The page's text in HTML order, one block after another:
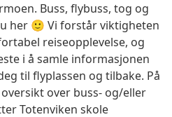
Buss, flybuss, tog og
her 🙂 Vi forstår viktigheten
reiseopplevelse, og
i å samle informasjonen
til flyplassen og tilbake. På
over buss- og/eller
Totenviken skole